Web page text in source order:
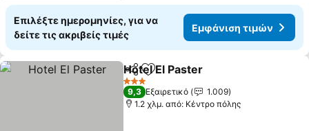
Επιλέξτε ημερομηνίες, για να
δείτε τις ακριβείς τιμές
Εμφάνιση τιμών
Κοινοποίηση
Προσθήκη στα αγαπημένα
Hotel El Paster
3 Αστέρια
9,3 Εξαιρετικό
1.009
1.2 χλμ. από: Κέντρο πόλης